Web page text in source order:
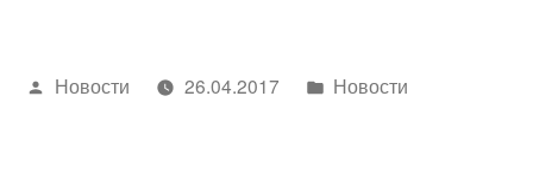
Написано
Новости 26.04.2017
Написано
Новости